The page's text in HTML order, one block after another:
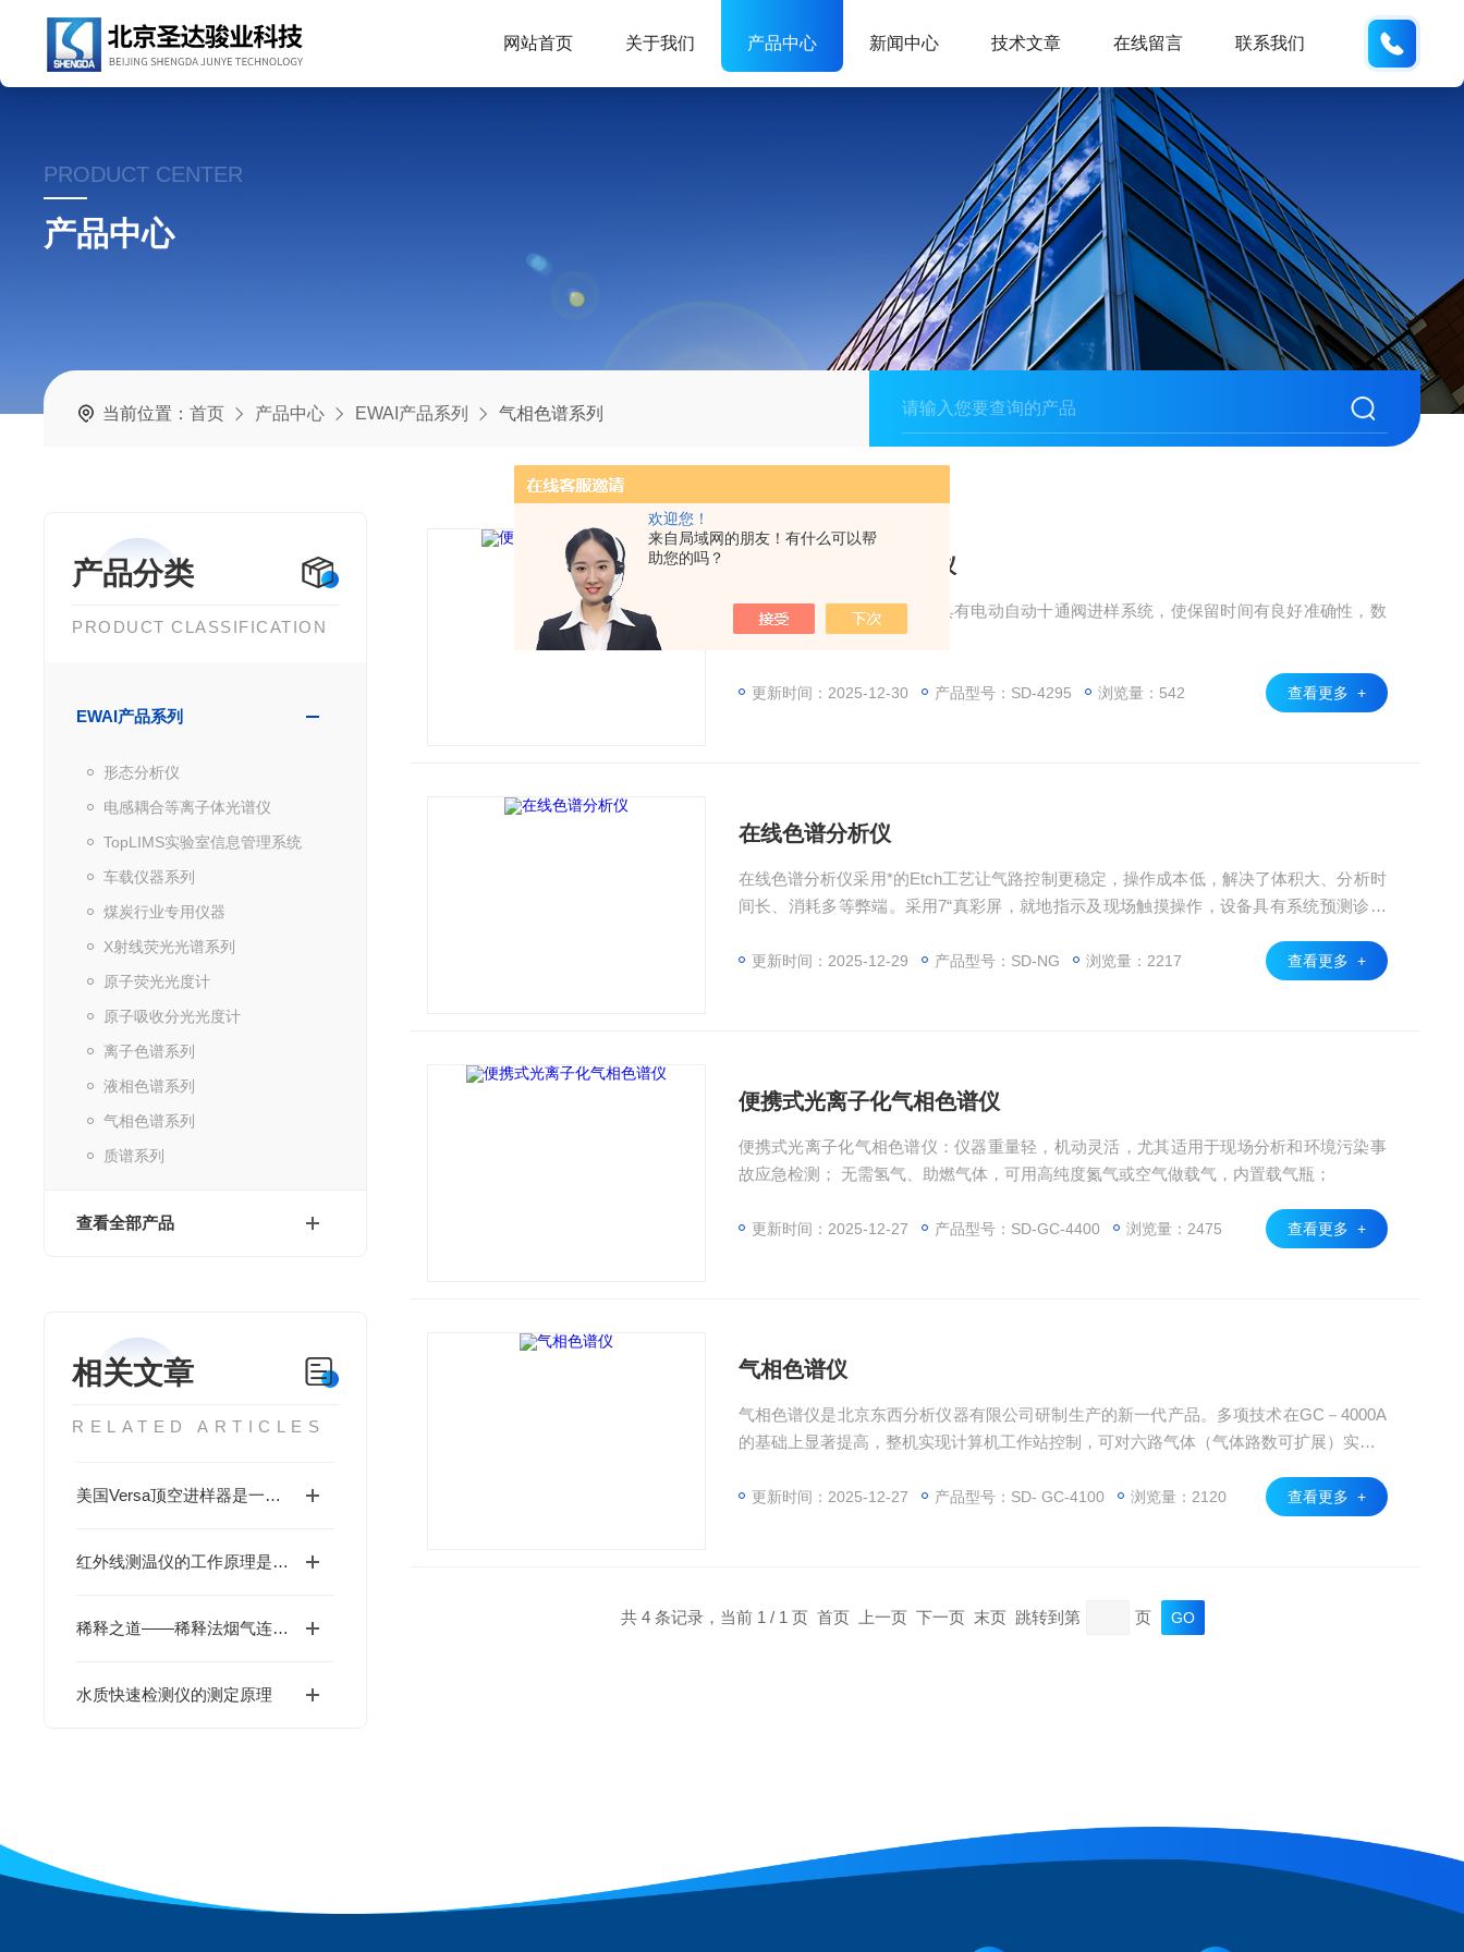
欢迎您！
来自局域网的朋友！有什么可以帮
助您的吗？
网站首页 关于我们 产品中心 新闻中心 技术文章 在线留言 联系我们
PRODUCT CENTER
产品中心
当前位置：首页 产品中心 EWAI产品系列 气相色谱系列
产品分类
PRODUCT CLASSIFICATION
EWAI产品系列
形态分析仪
电感耦合等离子体光谱仪
TopLIMS实验室信息管理系统
车载仪器系列
煤炭行业专用仪器
X射线荧光光谱系列
原子荧光光度计
原子吸收分光光度计
离子色谱系列
液相色谱系列
气相色谱系列
质谱系列
查看全部产品
相关文章
RELATED ARTICLES
美国Versa顶空进样器是一种理想的样品净化方法
红外线测温仪的工作原理是什么?
稀释之道——稀释法烟气连续监测系统
水质快速检测仪的测定原理
便携式矿用气相色谱仪
便携式矿用气相色谱仪色谱具有电动自动十通阀进样系统，使保留时间有良好准确性，数
据更加准确。
更新时间：2025-12-30 产品型号：SD-4295 浏览量：542 查看更多 +
在线色谱分析仪
在线色谱分析仪采用*的Etch工艺让气路控制更稳定，操作成本低，解决了体积大、分析时
间长、消耗多等弊端。采用7“真彩屏，就地指示及现场触摸操作，设备具有系统预测诊断
用户的赞誉。
更新时间：2025-12-29 产品型号：SD-NG 浏览量：2217 查看更多 +
便携式光离子化气相色谱仪
便携式光离子化气相色谱仪：仪器重量轻，机动灵活，尤其适用于现场分析和环境污染事
故应急检测； 无需氢气、助燃气体，可用高纯度氮气或空气做载气，内置载气瓶；
更新时间：2025-12-27 产品型号：SD-GC-4400 浏览量：2475 查看更多 +
气相色谱仪
气相色谱仪是北京东西分析仪器有限公司研制生产的新一代产品。多项技术在GC－4000A
的基础上显著提高，整机实现计算机工作站控制，可对六路气体（气体路数可扩展）实现E
温度控制采用模糊PID 智能控制。
更新时间：2025-12-27 产品型号：SD- GC-4100 浏览量：2120 查看更多 +
共 4 条记录，当前 1 / 1 页 首页 上一页 下一页 末页 跳转到第 页